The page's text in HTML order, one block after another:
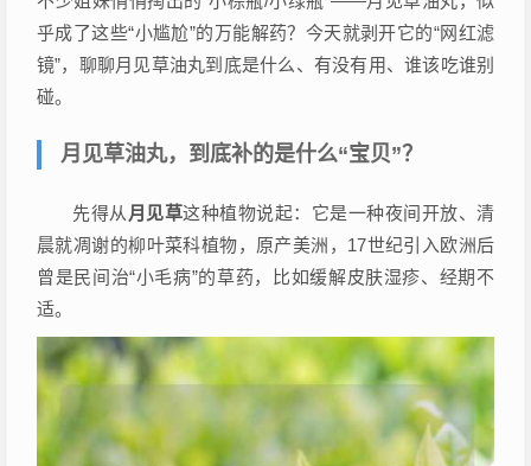
乎成了这些“小尴尬”的万能解药？今天就剥开它的“网红滤
镜”，聊聊月见草油丸到底是什么、有没有用、谁该吃谁别
碰。
月见草油丸，到底补的是什么“宝贝”？
先得从 月见草这种植物说起：它是一种夜间开放、清
晨就凋谢的柳叶菜科植物，原产美洲，17世纪引入欧洲后
曾是民间治“小毛病”的草药，比如缓解皮肤湿疹、经期不
适。